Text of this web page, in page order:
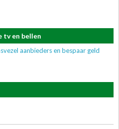
en bellen
aanbieders en bespaar geld